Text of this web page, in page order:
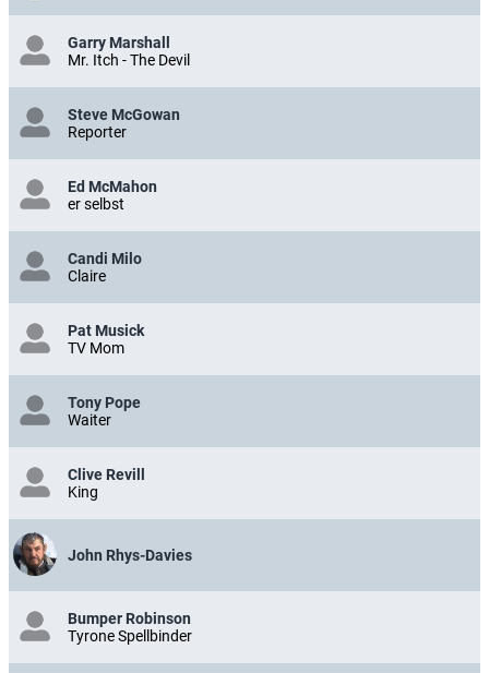
Garry Marshall
Mr. Itch - The Devil
Steve McGowan
Reporter
Ed McMahon
er selbst
Candi Milo
Claire
Pat Musick
TV Mom
Tony Pope
Waiter
Clive Revill
King
John Rhys-Davies
Bumper Robinson
Tyrone Spellbinder